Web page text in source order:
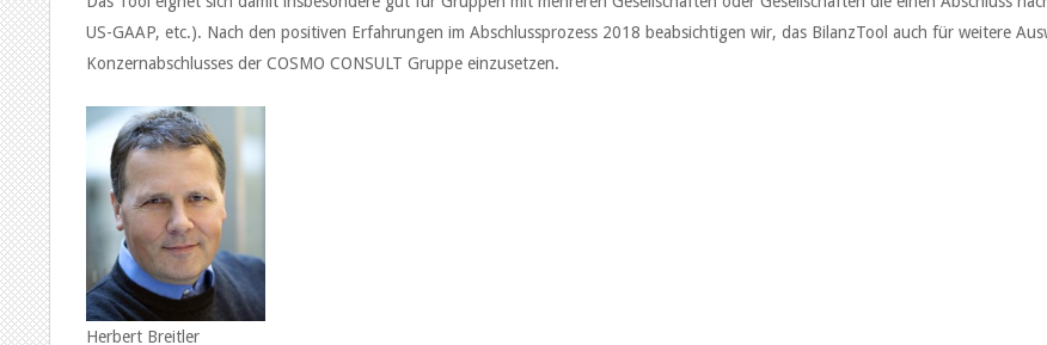
US-GAAP, etc.). Nach den positiven Erfahrungen im Abschlussprozess 2018 beabsichtigen wir, das BilanzTool auch für weitere
Konzernabschlusses der COSMO CONSULT Gruppe einzusetzen.
Herbert Breitler